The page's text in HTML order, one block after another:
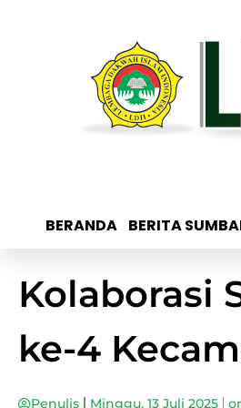
BERANDA BERITA
Kolaborasi
ke-4
Penulis Minggu, 13 Juli 2025